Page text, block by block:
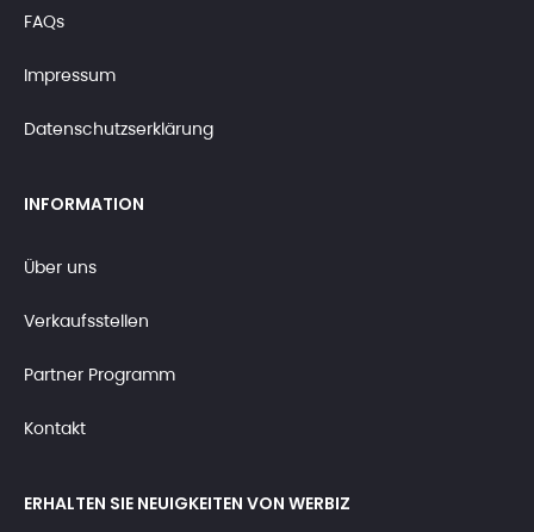
FAQs
Impressum
Datenschutzserklärung
INFORMATION
Über uns
Verkaufsstellen
Partner Programm
Kontakt
ERHALTEN SIE NEUIGKEITEN VON WERBIZ